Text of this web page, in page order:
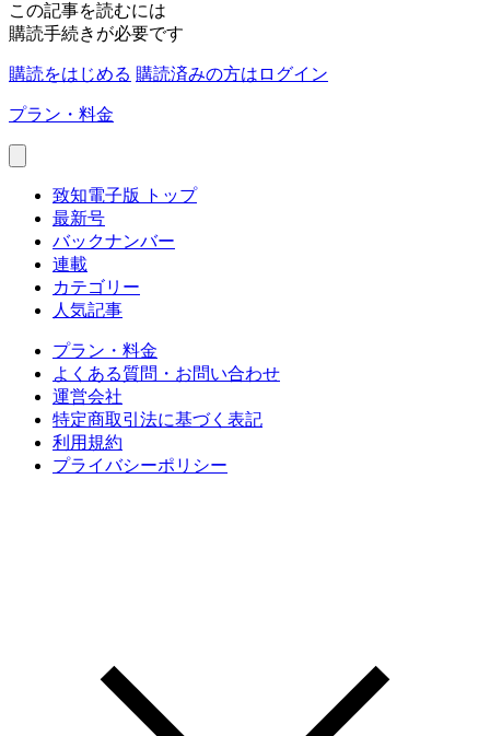
この記事を読むには
購読手続きが必要です
購読をはじめる 購読済みの方はログイン
プラン・料金
致知電子版 トップ
最新号
バックナンバー
連載
カテゴリー
人気記事
プラン・料金
よくある質問・お問い合わせ
運営会社
特定商取引法に基づく表記
利用規約
プライバシーポリシー